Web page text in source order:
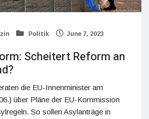
Politik June 7, 2023
Scheitert Reform an
die EU-Innenminister am
über Pläne der EU-Kommission
So sollen Asylanträge in